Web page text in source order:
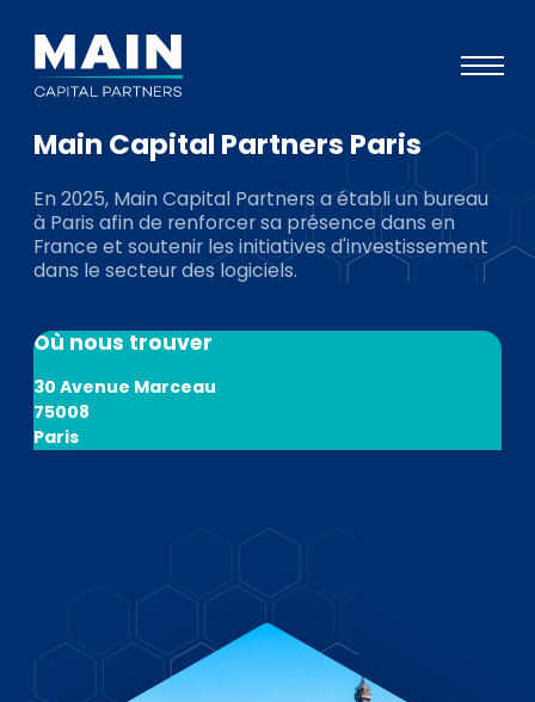
Portefeuille
Approche
Notre expertise
Investisseurs
EN DE FR
Accès investisseurs
Connexion Pulse
Main Capital Partners Paris
En 2025, Main Capital Partners a établi un bureau
à Paris afin de renforcer sa présence dans en
France et soutenir les initiatives d'investissement
dans le secteur des logiciels.
Où nous trouver
30 Avenue Marceau
75008
Paris